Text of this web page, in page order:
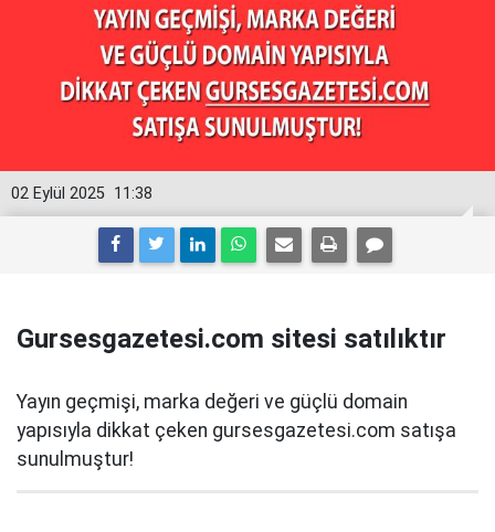
11:38
02 Eylül 2025
Gursesgazetesi.com sitesi satılıktır
Yayın geçmişi, marka değeri ve güçlü domain
yapısıyla dikkat çeken gursesgazetesi.com satışa
sunulmuştur!